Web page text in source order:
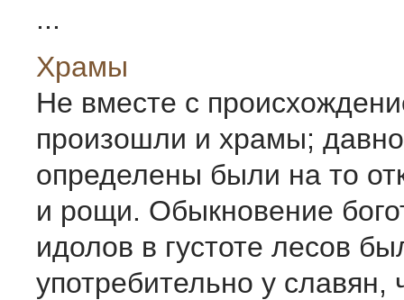
...
Храмы
Не вместе с
произошли и храмы;
определены были на то
и рощи. Обыкновение
идолов в густоте лесов
употребительно у славян,